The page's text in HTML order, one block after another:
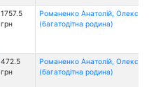
1757.5
грн
Романенко Анатолій,
(багатодітна родина)
472.5
грн
Романенко Анатолій,
(багатодітна родина)